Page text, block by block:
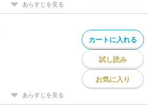
あらすじを見る
カートに入れる
試し読み
お気に入り
あらすじを見る